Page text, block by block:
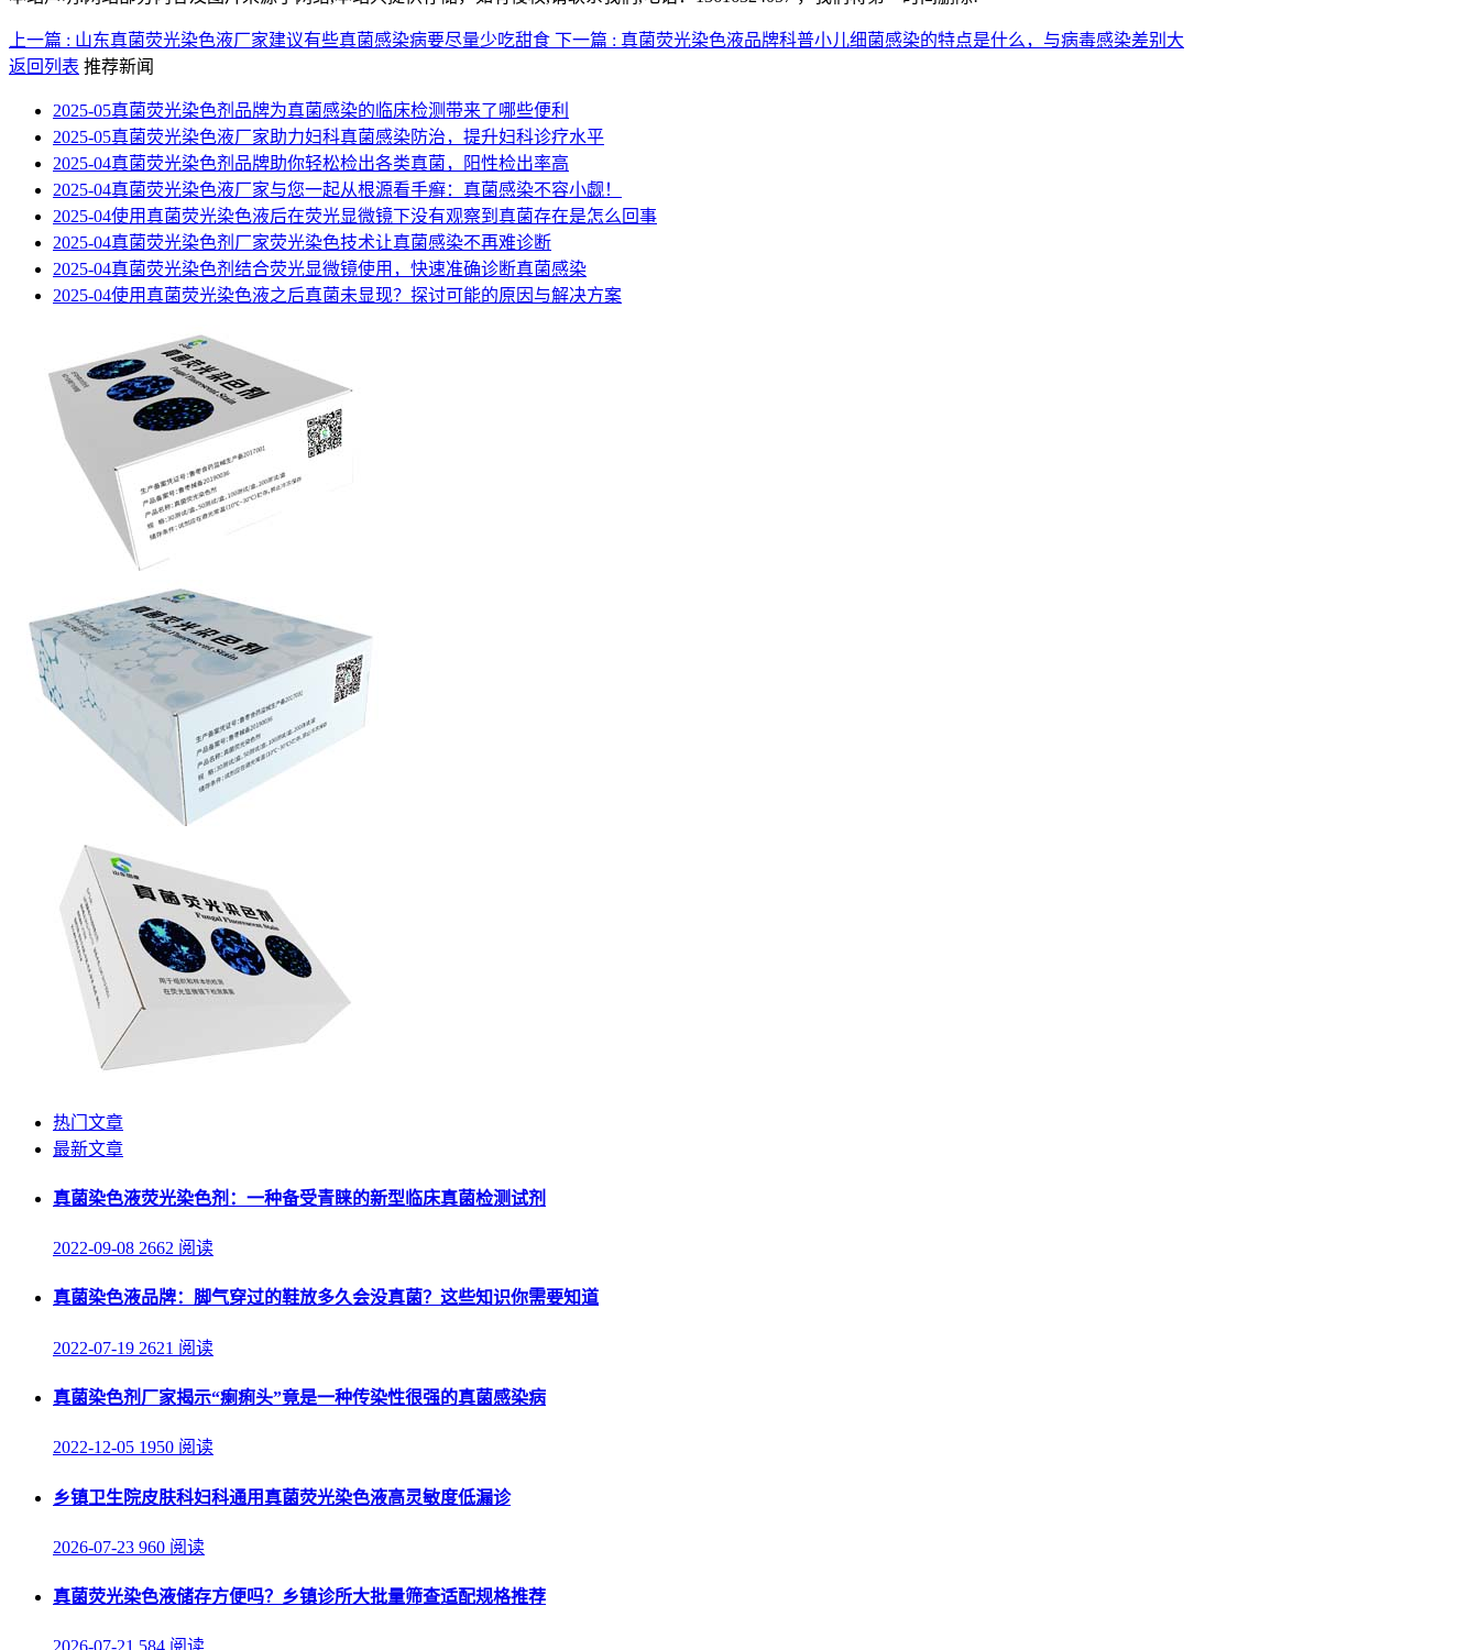
上一篇 : 山东真菌荧光染色液厂家建议有些真菌感染病要尽量少吃甜食 下一篇 : 真菌荧光染色液品牌科普小儿细菌感染的特点是什么，与病毒感染差别大
返回列表 推荐新闻
2025-05真菌荧光染色剂品牌为真菌感染的临床检测带来了哪些便利
2025-05真菌荧光染色液厂家助力妇科真菌感染防治，提升妇科诊疗水平
2025-04真菌荧光染色剂品牌助你轻松检出各类真菌，阳性检出率高
2025-04真菌荧光染色液厂家与您一起从根源看手癣：真菌感染不容小觑！
2025-04使用真菌荧光染色液后在荧光显微镜下没有观察到真菌存在是怎么回事
2025-04真菌荧光染色剂厂家荧光染色技术让真菌感染不再难诊断
2025-04真菌荧光染色剂结合荧光显微镜使用，快速准确诊断真菌感染
2025-04使用真菌荧光染色液之后真菌未显现？探讨可能的原因与解决方案
热门文章
最新文章
真菌染色液荧光染色剂：一种备受青睐的新型临床真菌检测试剂
2022-09-08 2662 阅读
真菌染色液品牌：脚气穿过的鞋放多久会没真菌？这些知识你需要知道
2022-07-19 2621 阅读
真菌染色剂厂家揭示“瘌痢头”竟是一种传染性很强的真菌感染病
2022-12-05 1950 阅读
乡镇卫生院皮肤科妇科通用真菌荧光染色液高灵敏度低漏诊
2026-07-23 960 阅读
真菌荧光染色液储存方便吗？乡镇诊所大批量筛查适配规格推荐